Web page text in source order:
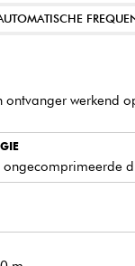
werkend